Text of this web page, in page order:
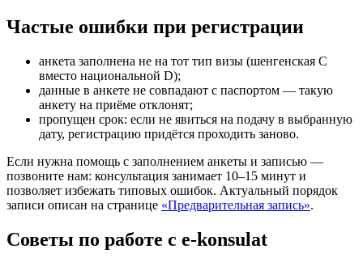
Частые ошибки при регистрации
анкета заполнена не на тот тип визы (шенгенская C
вместо национальной D);
данные в анкете не совпадают с паспортом — такую
анкету на приёме отклонят;
пропущен срок: если не явиться на подачу в выбранную
дату, регистрацию придётся проходить заново.
Если нужна помощь с заполнением анкеты и записью —
позвоните нам: консультация занимает 10–15 минут и
позволяет избежать типовых ошибок. Актуальный порядок
записи описан на странице «Предварительная запись».
Советы по работе с e-konsulat